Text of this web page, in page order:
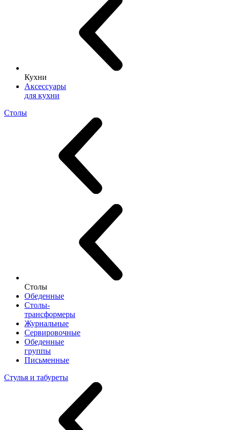
Кухни
Аксессуары
для кухни
Столы
Столы
Обеденные
Столы-
трансформеры
Журнальные
Сервировочные
Обеденные
группы
Письменные
Стулья и табуреты